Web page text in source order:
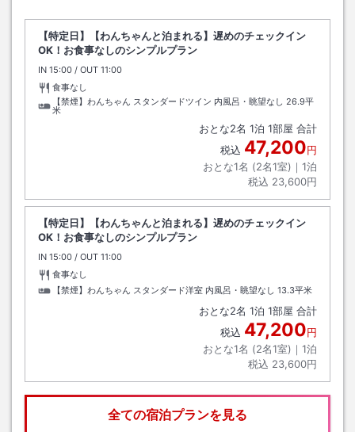
【特定日】【わんちゃんと泊まれる】遅めのチェックイン
OK！お食事なしのシンプルプラン
IN チェックイン
15:00 / OUT チェックアウト
11:00
食事なし
【禁煙】わんちゃん スタンダードツイン 内風呂・眺望なし 26.9平
米
おとな2名 1泊 1部屋 合計
税込 47,200円
おとな1名 (2名1室)｜ 1泊
税込 23,600円
【特定日】【わんちゃんと泊まれる】遅めのチェックイン
OK！お食事なしのシンプルプラン
IN チェックイン
15:00 / OUT チェックアウト
11:00
食事なし
【禁煙】わんちゃん スタンダード洋室 内風呂・眺望なし 13.3平米
おとな2名 1泊 1部屋 合計
税込 47,200円
おとな1名 (2名1室)｜ 1泊
税込 23,600円
全ての宿泊プランを見る